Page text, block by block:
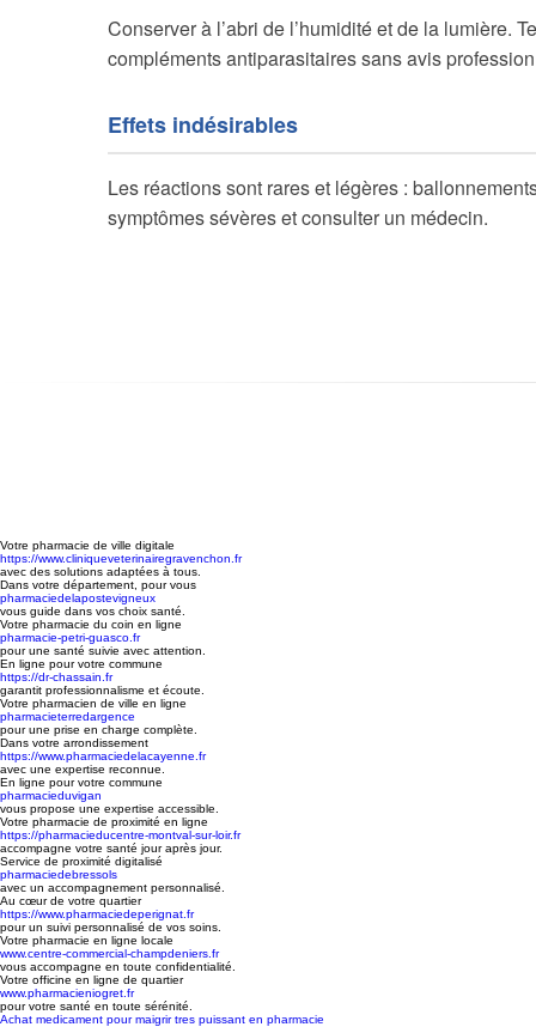
Conserver à l’abri de l’humidité et de la lumière.
compléments antiparasitaires sans avis
Effets indésirables
Les réactions sont rares et légères :
symptômes sévères et consulter un médecin.
Votre pharmacie de ville digitale
https://www.cliniqueveterinairegravenchon.fr
avec des solutions adaptées à tous.
Dans votre département, pour vous
pharmaciedelapostevigneux
vous guide dans vos choix santé.
Votre pharmacie du coin en ligne
pharmacie-petri-guasco.fr
pour une santé suivie avec attention.
En ligne pour votre commune
https://dr-chassain.fr
garantit professionnalisme et écoute.
Votre pharmacien de ville en ligne
pharmacieterredargence
pour une prise en charge complète.
Dans votre arrondissement
https://www.pharmaciedelacayenne.fr
avec une expertise reconnue.
En ligne pour votre commune
pharmacieduvigan
vous propose une expertise accessible.
Votre pharmacie de proximité en ligne
https://pharmacieducentre-montval-sur-loir.fr
accompagne votre santé jour après jour.
Service de proximité digitalisé
pharmaciedebressols
avec un accompagnement personnalisé.
Au cœur de votre quartier
https://www.pharmaciedeperignat.fr
pour un suivi personnalisé de vos soins.
Votre pharmacie en ligne locale
www.centre-commercial-champdeniers.fr
vous accompagne en toute confidentialité.
Votre officine en ligne de quartier
www.pharmacieniogret.fr
pour votre santé en toute sérénité.
Achat medicament pour maigrir tres puissant en pharmacie